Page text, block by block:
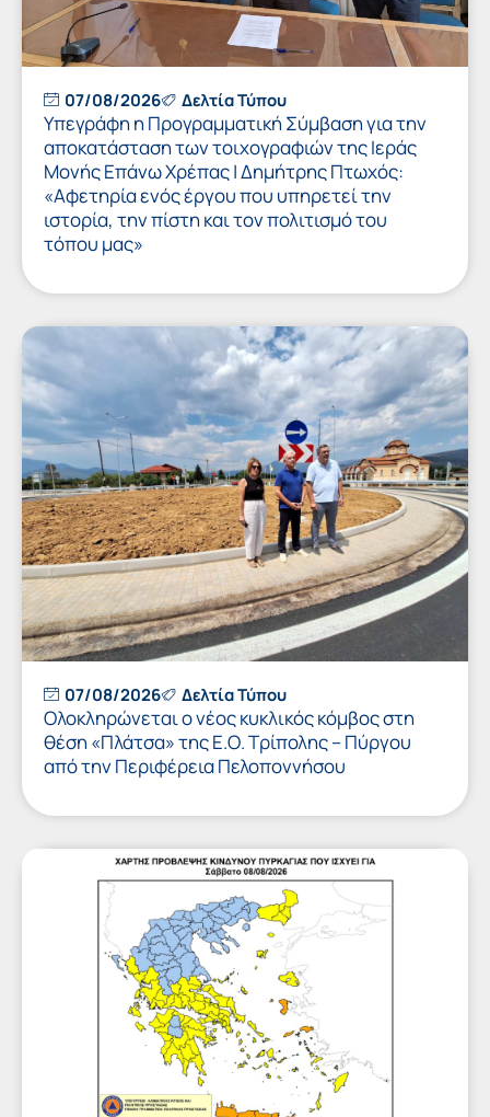
07/08/2026 Δελτία Τύπου
Υπεγράφη η Προγραμματική Σύμβαση για την
αποκατάσταση των τοιχογραφιών της Ιεράς
Μονής Επάνω Χρέπας | Δημήτρης Πτωχός:
«Αφετηρία ενός έργου που υπηρετεί την
ιστορία, την πίστη και τον πολιτισμό του
τόπου μας»
07/08/2026 Δελτία Τύπου
Ολοκληρώνεται ο νέος κυκλικός κόμβος στη
θέση «Πλάτσα» της Ε.Ο. Τρίπολης – Πύργου
από την Περιφέρεια Πελοποννήσου